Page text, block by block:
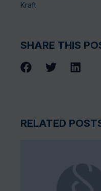
Kraft
SHARE THIS
RELATED